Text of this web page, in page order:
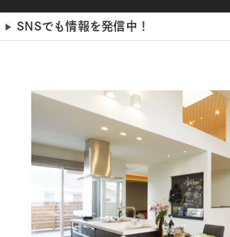
SNSでも情報を発信中！